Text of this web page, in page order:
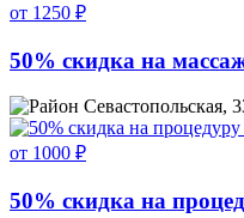
от 1250 ₽
50% скидка на
Севастопольская,
от 1000 ₽
50% скидка на